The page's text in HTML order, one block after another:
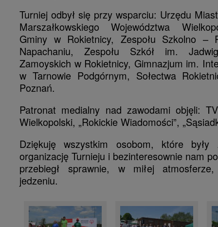
Turniej odbył się przy wsparciu: Urzędu
Marszałkowskiego Województwa
Gminy w Rokietnicy, Zespołu Szkolno –
Napachaniu, Zespołu Szkół im.
Zamoyskich w Rokietnicy, Gimnazjum im.
w Tarnowie Podgórnym, Sołectwa
Poznań.
Patronat medialny nad zawodami objęli:
Wielkopolski, „Rokickie Wiadomości”,
Dziękuję wszystkim osobom, które były
organizację Turnieju i bezinteresownie nam
przebiegł sprawnie, w miłej
jedzeniu.